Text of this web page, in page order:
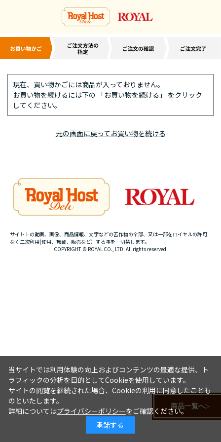
現在、買い物かごには商品が入っておりません。
お買い物を続けるには下の 「お買い物を続ける」 をクリック
してください。
元の画面に戻ってお買い物を続ける
商品一覧へ
COPYRIGHT © ROYAL CO., LTD. All rights reserved.
サイト上の動画、画像、商品情報、文字などの苦作物の全部、又は一部をロイヤルの許可
なく二次利用(使用、転載、販売など）する事を一切禁します。
当サイトでは利用体験の向上およびコンテンツの最適な提供、ト
ラフィックの分析を目的としてCookieを使用しています。
サイトの閲覧を継続された場合、Cookieの利用に同意したことも
のといたします。
詳細についてはプライバシーポリシーをご確認ください。
承諾する